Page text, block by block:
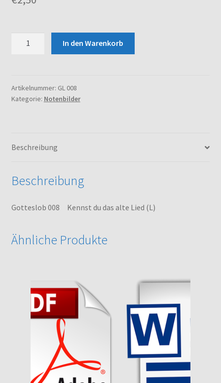
das
alte
In den Warenkorb
Artikelnummer: GL 008
Kategorie: Notenbilder
Beschreibung
Beschreibung
Gotteslob 008 Kennst du das alte Lied (L)
Ähnliche Produkte